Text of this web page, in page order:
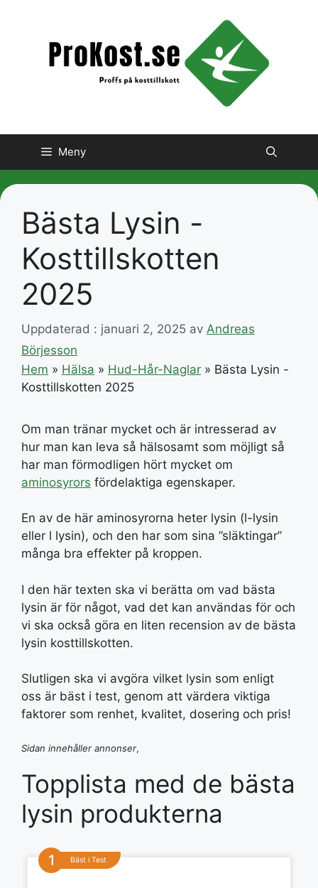
Meny
Bästa Lysin -
Kosttillskotten
2025
Uppdaterad : januari 2, 2025 av Andreas
Börjesson
Hem » Hälsa » Hud-Hår-Naglar » Bästa Lysin -
Kosttillskotten 2025
Om man tränar mycket och är intresserad av
hur man kan leva så hälsosamt som möjligt så
har man förmodligen hört mycket om
aminosyrors fördelaktiga egenskaper.
En av de här aminosyrorna heter lysin (l-lysin
eller l lysin), och den har som sina ”släktingar”
många bra effekter på kroppen.
I den här texten ska vi berätta om vad bästa
lysin är för något, vad det kan användas för och
vi ska också göra en liten recension av de bästa
lysin kosttillskotten.
Slutligen ska vi avgöra vilket lysin som enligt
oss är bäst i test, genom att värdera viktiga
faktorer som renhet, kvalitet, dosering och pris!
Sidan innehåller annonser,
Topplista med de bästa
lysin produkterna
Bäst i Test